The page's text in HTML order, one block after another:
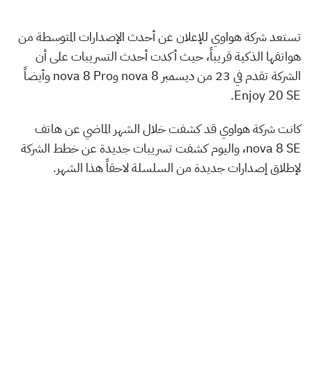
تستعد شركة هواوي للإعلان عن أحدث الإصدارات المتوسطة من
هواتفها الذكية قريباً، حيث أكدت أحدث التسريبات على أن
الشركة تقدم في 23 من ديسمبر nova 8 وnova 8 Pro وأيضاً
Enjoy 20 SE.
كانت شركة هواوي قد كشفت خلال الشهر الماضي عن هاتف
nova 8 SE، واليوم كشفت تسريبات جديدة عن خطط الشركة
لإطلاق إصدارات جديدة من السلسلة لاحقاً هذا الشهر.